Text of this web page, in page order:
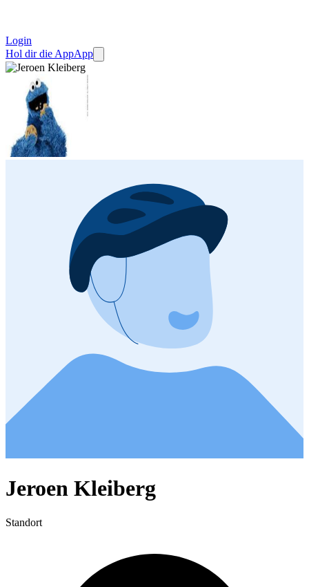
Login
Hol dir die AppApp
Jeroen Kleiberg
Standort